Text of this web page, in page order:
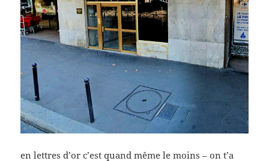
en lettres d’or c’est quand même le moins – on t’a